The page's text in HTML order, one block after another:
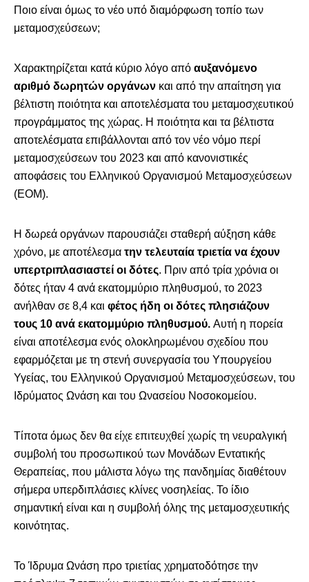
Ποιο είναι όμως το νέο υπό διαμόρφωση τοπίο των
μεταμοσχεύσεων;
Χαρακτηρίζεται κατά κύριο λόγο από αυξανόμενο
αριθμό δωρητών οργάνων και από την απαίτηση για
βέλτιστη ποιότητα και αποτελέσματα του μεταμοσχευτικού
προγράμματος της χώρας. Η ποιότητα και τα βέλτιστα
αποτελέσματα επιβάλλονται από τον νέο νόμο περί
μεταμοσχεύσεων του 2023 και από κανονιστικές
αποφάσεις του Ελληνικού Οργανισμού Μεταμοσχεύσεων
(ΕΟΜ).
Η δωρεά οργάνων παρουσιάζει σταθερή αύξηση κάθε
χρόνο, με αποτέλεσμα την τελευταία τριετία να έχουν
υπερτριπλασιαστεί οι δότες. Πριν από τρία χρόνια οι
δότες ήταν 4 ανά εκατομμύριο πληθυσμού, το 2023
ανήλθαν σε 8,4 και φέτος ήδη οι δότες πλησιάζουν
τους 10 ανά εκατομμύριο πληθυσμού. Αυτή η πορεία
είναι αποτέλεσμα ενός ολοκληρωμένου σχεδίου που
εφαρμόζεται με τη στενή συνεργασία του Υπουργείου
Υγείας, του Ελληνικού Οργανισμού Μεταμοσχεύσεων, του
Ιδρύματος Ωνάση και του Ωνασείου Νοσοκομείου.
Τίποτα όμως δεν θα είχε επιτευχθεί χωρίς τη νευραλγική
συμβολή του προσωπικού των Μονάδων Εντατικής
Θεραπείας, που μάλιστα λόγω της πανδημίας διαθέτουν
σήμερα υπερδιπλάσιες κλίνες νοσηλείας. Το ίδιο
σημαντική είναι και η συμβολή όλης της μεταμοσχευτικής
κοινότητας.
Το Ίδρυμα Ωνάση προ τριετίας χρηματοδότησε την